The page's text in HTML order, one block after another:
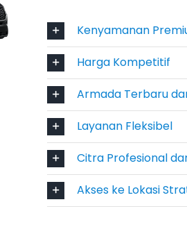
keamanan
ke berbagai
Camry juga
ke lokasi
bandara.
Kenyamanan
Harga Kompetitif
Armada Terbaru
Layanan Fleksibel
Citra Profesional
Akses ke Lokasi